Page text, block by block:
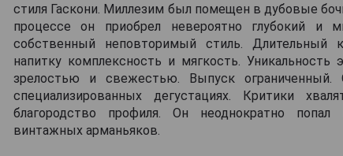
стиля Гаскони. Миллезим был помещен в дубовые
процессе он приобрел невероятно глубокий и
собственный неповторимый стиль. Длительный
напитку комплексность и мягкость.
зрелостью и свежестью. Выпуск
специализированных дегустациях. Критики
благородство профиля. Он неоднократно
винтажных арманьяков.